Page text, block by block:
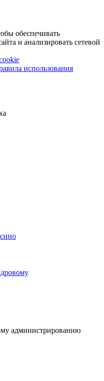
обеспечивать
и анализировать сетевой
использования
администрированию